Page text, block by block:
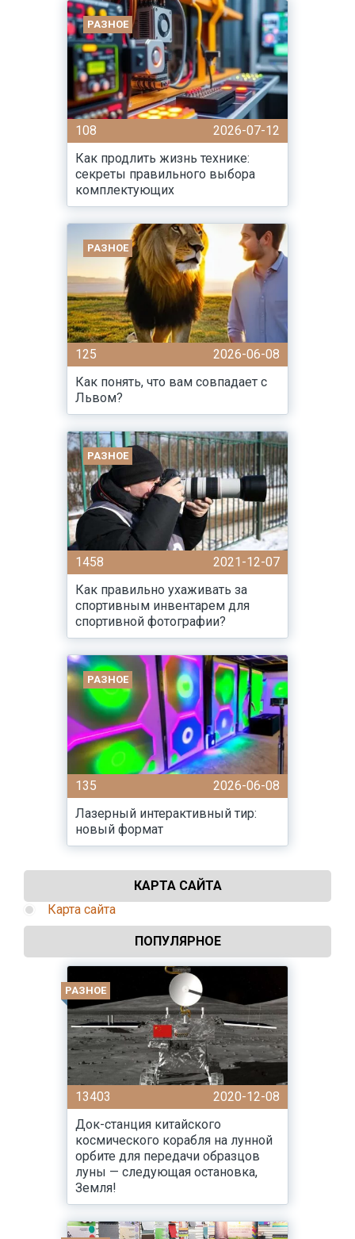
РАЗНОЕ
108
2026-07-12
Как продлить жизнь технике:
секреты правильного выбора
комплектующих
РАЗНОЕ
125
2026-06-08
Как понять, что вам совпадает с
Львом?
РАЗНОЕ
1458
2021-12-07
Как правильно ухаживать за
спортивным инвентарем для
спортивной фотографии?
РАЗНОЕ
135
2026-06-08
Лазерный интерактивный тир:
новый формат
КАРТА САЙТА
Карта сайта
ПОПУЛЯРНОЕ
РАЗНОЕ
13403
2020-12-08
Док-станция китайского
космического корабля на лунной
орбите для передачи образцов
луны — следующая остановка,
Земля!